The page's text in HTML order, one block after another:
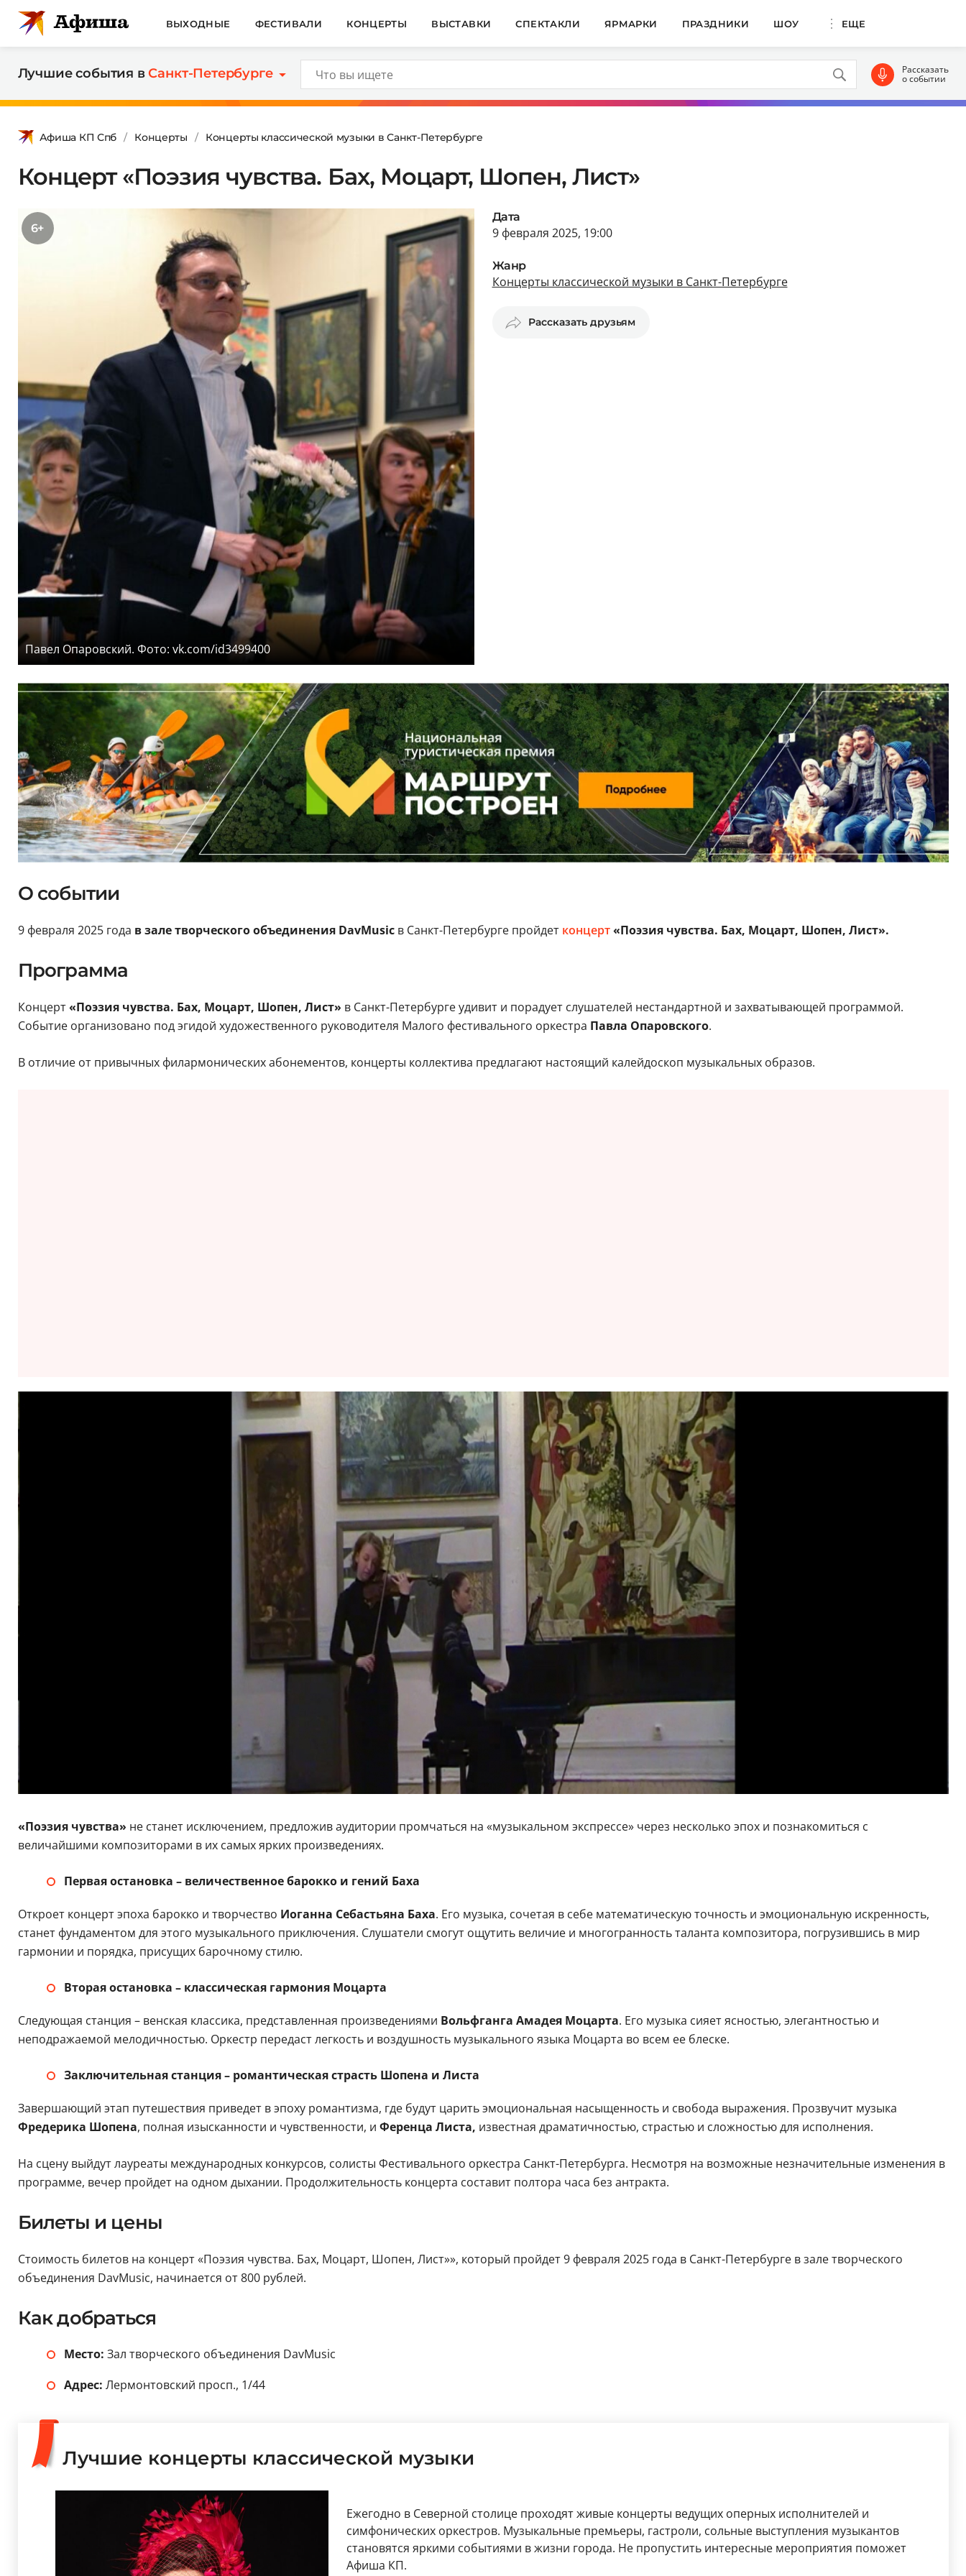
ВЫХОДНЫЕ ФЕСТИВАЛИ КОНЦЕРТЫ ВЫСТАВКИ СПЕКТАКЛИ ЯРМАРКИ ПРАЗДНИКИ ШОУ ЕЩЕ
Лучшие события вСанкт-Петербурге Рассказать
о событии
Афиша КП Спб Концерты Концерты классической музыки в Санкт-Петербурге
Концерт «Поэзия чувства. Бах, Моцарт, Шопен, Лист»
6+
Павел Опаровский. Фото: vk.com/id3499400
Дата
9 февраля 2025, 19:00
Жанр
Концерты классической музыки в Санкт-Петербурге
Рассказать друзьям
О событии
9 февраля 2025 года в зале творческого объединения DavMusicв Санкт-Петербурге пройдет концерт«Поэзия чувства. Бах, Моцарт, Шопен, Лист».
Программа
Концерт«Поэзия чувства. Бах, Моцарт, Шопен, Лист» в Санкт-Петербурге удивит и порадует слушателей нестандартной и захватывающей программой.
Событие организовано под эгидой художественного руководителя Малого фестивального оркестра Павла Опаровского.
В отличие от привычных филармонических абонементов, концерты коллектива предлагают настоящий калейдоскоп музыкальных образов.
«Поэзия чувства» не станет исключением, предложив аудитории промчаться на «музыкальном экспрессе» через несколько эпох и познакомиться с
величайшими композиторами в их самых ярких произведениях.
Первая остановка – величественное барокко и гений Баха
Откроет концерт эпоха барокко и творчество Иоганна Себастьяна Баха. Его музыка, сочетая в себе математическую точность и эмоциональную искренность,
станет фундаментом для этого музыкального приключения. Слушатели смогут ощутить величие и многогранность таланта композитора, погрузившись в мир
гармонии и порядка, присущих барочному стилю.
Вторая остановка – классическая гармония Моцарта
Следующая станция – венская классика, представленная произведениями Вольфганга Амадея Моцарта. Его музыка сияет ясностью, элегантностью и
неподражаемой мелодичностью. Оркестр передаст легкость и воздушность музыкального языка Моцарта во всем ее блеске.
Заключительная станция – романтическая страсть Шопена и Листа
Завершающий этап путешествия приведет в эпоху романтизма, где будут царить эмоциональная насыщенность и свобода выражения. Прозвучит музыка
Фредерика Шопена, полная изысканности и чувственности, и Ференца Листа, известная драматичностью, страстью и сложностью для исполнения.
На сцену выйдут лауреаты международных конкурсов, солисты Фестивального оркестра Санкт-Петербурга. Несмотря на возможные незначительные изменения в
программе, вечер пройдет на одном дыхании. Продолжительность концерта составит полтора часа без антракта.
Билеты и цены
Стоимость билетов на концерт «Поэзия чувства. Бах, Моцарт, Шопен, Лист»», который пройдет 9 февраля 2025 года в Санкт-Петербурге в зале творческого
объединения DavMusic, начинается от 800 рублей.
Как добраться
Место: Зал творческого объединения DavMusic
Адрес: Лермонтовский просп., 1/44
Лучшие концерты классической музыки
Ежегодно в Северной столице проходят живые концерты ведущих оперных исполнителей и
симфонических оркестров. Музыкальные премьеры, гастроли, сольные выступления музыкантов
становятся яркими событиями в жизни города. Не пропустить интересные мероприятия поможет
Афиша КП.